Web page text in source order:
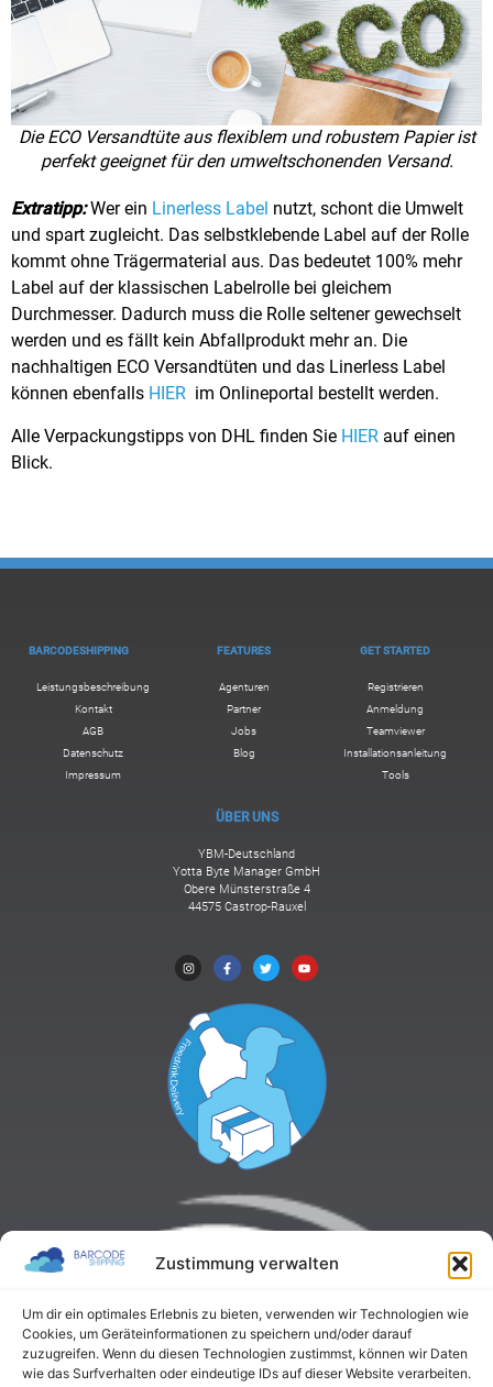
Zustimmung verwalten
Um dir ein optimales Erlebnis zu bieten, verwenden wir Technologien wie
Cookies, um Geräteinformationen zu speichern und/oder darauf
zuzugreifen. Wenn du diesen Technologien zustimmst, können wir Daten
wie das Surfverhalten oder eindeutige IDs auf dieser Website verarbeiten.
Die ECO Versandtüte aus flexiblem und robustem Papier ist
perfekt geeignet für den umweltschonenden Versand.
Extratipp:Wer ein Linerless Label nutzt, schont die Umwelt
und spart zugleicht. Das selbstklebende Label auf der Rolle
kommt ohne Trägermaterial aus. Das bedeutet 100% mehr
Label auf der klassischen Labelrolle bei gleichem
Durchmesser. Dadurch muss die Rolle seltener gewechselt
werden und es fällt kein Abfallprodukt mehr an. Die
nachhaltigen ECO Versandtüten und das Linerless Label
können ebenfalls HIER im Onlineportal bestellt werden.
Alle Verpackungstipps von DHL finden Sie HIER auf einen
Blick.
BARCODESHIPPING
Leistungsbeschreibung
Kontakt
AGB
Datenschutz
Impressum
FEATURES
Agenturen
Partner
Jobs
Blog
GET STARTED
Registrieren
Anmeldung
Teamviewer
Installationsanleitung
Tools
ÜBER UNS
YBM-Deutschland
Yotta Byte Manager GmbH
Obere Münsterstraße 4
44575 Castrop-Rauxel